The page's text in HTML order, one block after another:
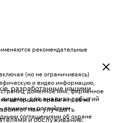
разработанные нашими
для анализа событий
нам улучшать
и обслуживание.
рекомендательные
(но не ограничиваясь)
и видео информацию,
доменное имя, фирменное
авторского права и прав на
защищены российским
соглашениями об охране